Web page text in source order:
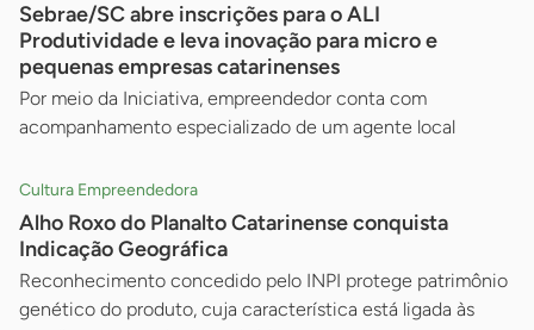
Sebrae/SC abre inscrições para o ALI
Produtividade e leva inovação para micro e
pequenas empresas catarinenses
Por meio da Iniciativa, empreendedor conta com
acompanhamento especializado de um agente local
Cultura Empreendedora
Alho Roxo do Planalto Catarinense conquista
Indicação Geográfica
Reconhecimento concedido pelo INPI protege patrimônio
genético do produto, cuja característica está ligada às